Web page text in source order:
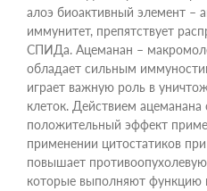
алоэ биоактивный элемент –
иммунитет, препятствует
СПИДа. Ацеманан –
обладает сильным
играет важную роль в
клеток. Действием ацеманана
положительный эффект
применении цитостатиков
повышает
которые выполняют функцию